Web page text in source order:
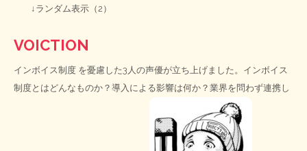
↓ランダム表示（2）
VOICTION
インボイス制度 を憂慮した3人の声優が立ち上げました。インボイス
制度とはどんなものか？導入による影響は何か？業界を問わず連携し